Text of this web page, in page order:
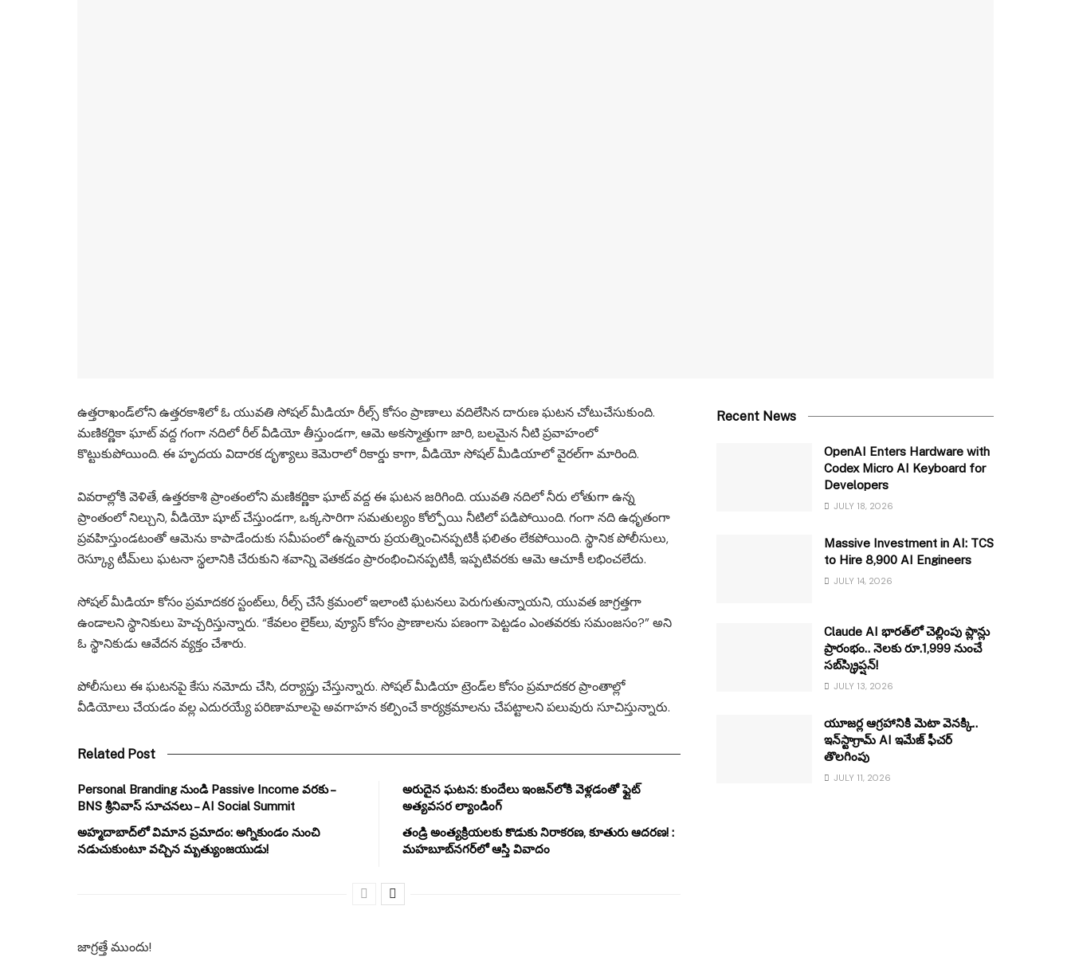
ఉత్తరాఖండ్‌లోని ఉత్తరకాశిలో ఓ యువతి సోషల్ మీడియా రీల్స్ కోసం ప్రాణాలు వదిలేసిన దారుణ ఘటన చోటుచేసుకుంది.
మణికర్ణికా ఘాట్ వద్ద గంగా నదిలో రీల్ వీడియో తీస్తుండగా, ఆమె అకస్మాత్తుగా జారి, బలమైన నీటి ప్రవాహంలో
కొట్టుకుపోయింది. ఈ హృదయ విదారక దృశ్యాలు కెమెరాలో రికార్డు కాగా, వీడియో సోషల్ మీడియాలో వైరల్‌గా మారింది.
వివరాల్లోకి వెళితే, ఉత్తరకాశి ప్రాంతంలోని మణికర్ణికా ఘాట్ వద్ద ఈ ఘటన జరిగింది. యువతి నదిలో నీరు లోతుగా ఉన్న
ప్రాంతంలో నిల్చుని, వీడియో షూట్ చేస్తుండగా, ఒక్కసారిగా సమతుల్యం కోల్పోయి నీటిలో పడిపోయింది. గంగా నది ఉధృతంగా
ప్రవహిస్తుండటంతో ఆమెను కాపాడేందుకు సమీపంలో ఉన్నవారు ప్రయత్నించినప్పటికీ ఫలితం లేకపోయింది. స్థానిక పోలీసులు,
రెస్క్యూ టీమ్‌లు ఘటనా స్థలానికి చేరుకుని శవాన్ని వెతకడం ప్రారంభించినప్పటికీ, ఇప్పటివరకు ఆమె ఆచూకీ లభించలేదు.
సోషల్ మీడియా కోసం ప్రమాదకర స్టంట్‌లు, రీల్స్ చేసే క్రమంలో ఇలాంటి ఘటనలు పెరుగుతున్నాయని, యువత జాగ్రత్తగా
ఉండాలని స్థానికులు హెచ్చరిస్తున్నారు. “కేవలం లైక్‌లు, వ్యూస్ కోసం ప్రాణాలను పణంగా పెట్టడం ఎంతవరకు సమంజసం?” అని
ఓ స్థానికుడు ఆవేదన వ్యక్తం చేశారు.
పోలీసులు ఈ ఘటనపై కేసు నమోదు చేసి, దర్యాప్తు చేస్తున్నారు. సోషల్ మీడియా ట్రెండ్‌ల కోసం ప్రమాదకర ప్రాంతాల్లో
వీడియోలు చేయడం వల్ల ఎదురయ్యే పరిణామాలపై అవగాహన కల్పించే కార్యక్రమాలను చేపట్టాలని పలువురు సూచిస్తున్నారు.
Related Post
Personal Branding నుండి Passive Income వరకు –
BNS శ్రీనివాస్ సూచనలు – AI Social Summit
అహ్మదాబాద్‌లో విమాన ప్రమాదం: అగ్నికుండం నుంచి
నడుచుకుంటూ వచ్చిన మృత్యుంజయుడు!
అరుదైన ఘటన: కుందేలు ఇంజన్‌లోకి వెళ్లడంతో ఫ్లైట్
అత్యవసర ల్యాండింగ్
తండ్రి అంత్యక్రియలకు కొడుకు నిరాకరణ, కూతురు ఆదరణ! :
మహబూబ్‌నగర్‌లో ఆస్తి వివాదం
జాగ్రత్తే ముందు!
Recent News
OpenAI Enters Hardware with
Codex Micro AI Keyboard for
Developers
JULY 18, 2026
Massive Investment in AI: TCS
to Hire 8,900 AI Engineers
JULY 14, 2026
Claude AI భారత్‌లో చెల్లింపు ప్లాన్లు
ప్రారంభం.. నెలకు రూ.1,999 నుంచే
సబ్‌స్క్రిప్షన్!
JULY 13, 2026
యూజర్ల ఆగ్రహానికి మెటా వెనక్కి..
ఇన్‌స్టాగ్రామ్ AI ఇమేజ్ ఫీచర్
తొలగింపు
JULY 11, 2026